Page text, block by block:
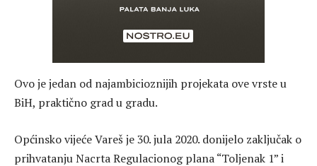
Ovo je jedan od najambicioznijih projekata ove vrste u
BiH, praktično grad u gradu.
Općinsko vijeće Vareš je 30. jula 2020. donijelo zaključak o
prihvatanju Nacrta Regulacionog plana “Toljenak 1” i